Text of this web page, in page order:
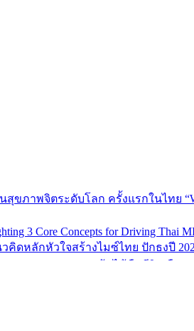
ภาพจิตระดับโลก ครั้งแรกในไทย
3 Core Concepts for Driving Thai
คิดหลักหัวใจสร้างไมซ์ไทย ปักธงปี 2026